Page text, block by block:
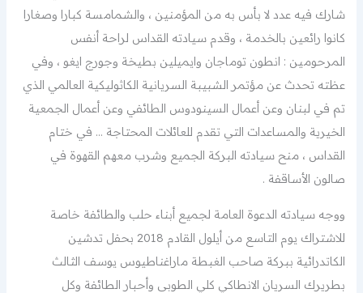
شارك فيه عدد لا بأس به من المؤمنين ، والشمامسة كبارا وصغارا
كانوا رائعين بالخدمة ، وقدم سيادته القداس لراحة أنفس
المرحومين : انطون توماجان وايميلين بطيخة وجورج ايغو ، وفي
عظته تحدث عن مؤتمر الشبيبة السريانية الكاثوليكية العالمي الذي
تم في لبنان وعن أعمال السينودوس الطائفي وعن أعمال الجمعية
الخيرية والمساعدات التي تقدم للعائلات المحتاجة … في ختام
القداس ، منح سيادته البركة الجميع وشرب معهم القهوة في
صالون الأساقفة .
ووجه سيادته الدعوة العامة لجميع أبناء حلب والطائفة خاصة
للاشتراك يوم التاسع من أيلول القادم 2018 بحفل تدشين
الكاتدرائية ببركة صاحب الغبطة ماراغناطيوس يوسف الثالث
بطريرك السريان الانطاكي كلي الطوبى وأحبار الطائفة وكل